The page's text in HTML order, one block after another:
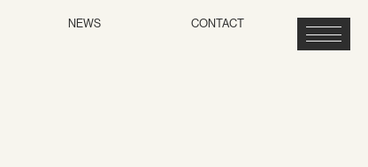
NEWS CONTACT